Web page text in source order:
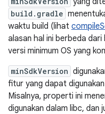
build.gradle
waktu build (lihat
alasan hal ini berbeda dari
versi minimum OS yang
minSdkVersion
fitur yang dapat
Misalnya, properti ini
digunakan dalam libc, dan